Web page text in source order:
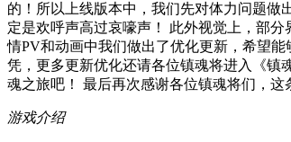
的！所以上线版本中，我们先对体力问题做
定是欢呼声高过哀嚎声！ 此外视觉上，部
情PV和动画中我们做出了优化更新，希望
凭，更多更新优化还请各位镇魂将进入《镇
魂之旅吧！ 最后再次感谢各位镇魂将们，这
游戏介绍